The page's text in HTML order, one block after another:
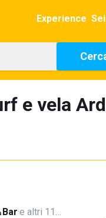
Experience
e vela
Bar·e altri 11…